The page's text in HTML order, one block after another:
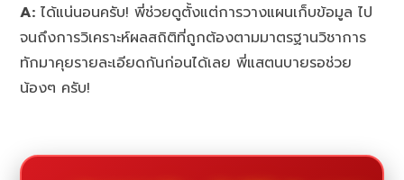
A: ได้แน่นอนครับ! พี่ช่วยดูตั้งแต่การวางแผนเก็บข้อมูล ไป
จนถึงการวิเคราะห์ผลสถิติที่ถูกต้องตามมาตรฐานวิชาการ
ทักมาคุยรายละเอียดกันก่อนได้เลย พี่แสตนบายรอช่วย
น้องๆ ครับ!